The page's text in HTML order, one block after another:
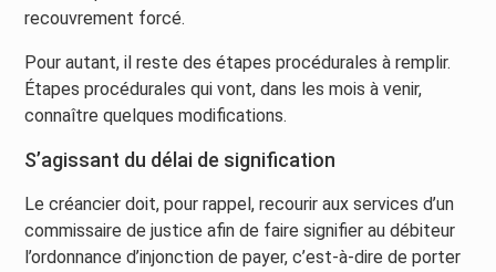
recouvrement forcé.
Pour autant, il reste des étapes procédurales à remplir.
Étapes procédurales qui vont, dans les mois à venir,
connaître quelques modifications.
S’agissant du délai de signification
Le créancier doit, pour rappel, recourir aux services d’un
commissaire de justice afin de faire signifier au débiteur
l’ordonnance d’injonction de payer, c’est-à-dire de porter